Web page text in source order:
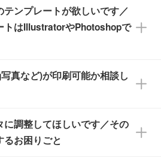
業日換算です。
日数がかかります。
ても安心です。
サービス
社にて無料でデザインデー
す。
、CLIP STUDIOなどのデ
わりのデザインを作成した
入稿
にアップロードしてご入稿
なスタッフがデータに不備
、お客様と確認してから印
ご安心ください。
ンプレートが欲しいです／
トはIllustratorやPhotoshopで
ンプレートのご用意があり
の『印刷方法・テンプレー
トはPDF形式ですが、
で開いてご利用いただけ
真など)が印刷可能か相談し
・解像度かどうか、担当ス
いたします。
に調整してほしいです／その
るお困りごと